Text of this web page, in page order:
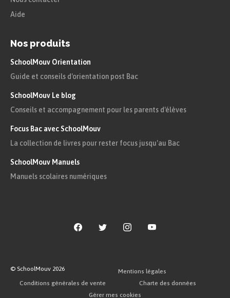
Aide
Nos produits
SchoolMouv Orientation
Guide et conseils d'orientation post Bac
SchoolMouv Le blog
Conseils et accompagnement pour les parents d'élèves
Focus Bac avec SchoolMouv
La collection de livres pour rester focus jusqu'au Bac
SchoolMouv Manuels
Manuels scolaires numériques
© SchoolMouv 2026
Mentions légales
Conditions générales de vente
Charte des données
Gérer mes cookies